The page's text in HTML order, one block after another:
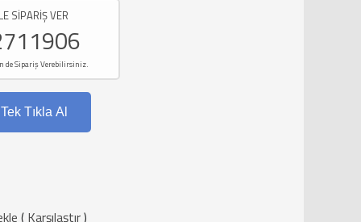
SİPARİŞ VER
de Sipariş Verebilirsiniz.
Tek Tıkla Al
( Karşılaştır)